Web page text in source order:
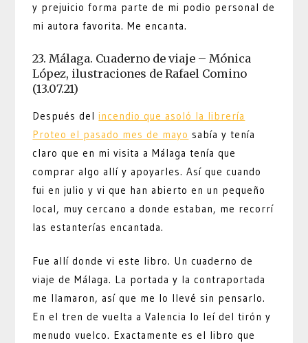
y prejuicio forma parte de mi podio personal de
mi autora favorita. Me encanta.
23. Málaga. Cuaderno de viaje – Mónica
López, ilustraciones de Rafael Comino
(13.07.21)
Después delincendio que asoló la librería
Proteo el pasado mes de mayo sabía y tenía
claro que en mi visita a Málaga tenía que
comprar algo allí y apoyarles. Así que cuando
fui en julio y vi que han abierto en un pequeño
local, muy cercano a donde estaban, me recorrí
las estanterías encantada.
Fue allí donde vi este libro. Un cuaderno de
viaje de Málaga. La portada y la contraportada
me llamaron, así que me lo llevé sin pensarlo.
En el tren de vuelta a Valencia lo leí del tirón y
menudo vuelco. Exactamente es el libro que